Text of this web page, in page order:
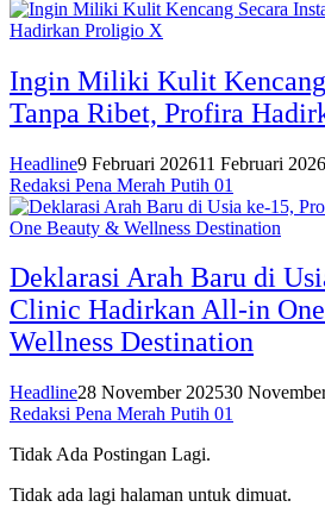
Ingin Miliki Kulit Kencang
Tanpa Ribet, Profira
Headline9 Februari 202611 Februari 2026
Redaksi Pena Merah Putih 01
Deklarasi Arah Baru di
Clinic Hadirkan All-in
Wellness Destination
Headline28 November 202530
Redaksi Pena Merah Putih 01
Tidak Ada Postingan Lagi.
Tidak ada lagi halaman untuk dimuat.